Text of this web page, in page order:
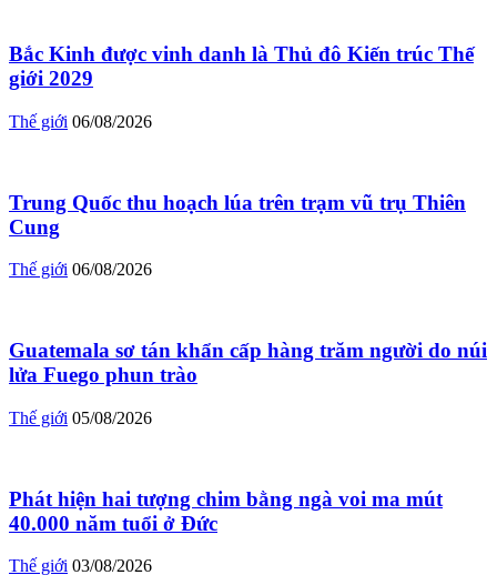
Bắc Kinh được vinh danh là Thủ đô Kiến trúc Thế
giới 2029
Thế giới 06/08/2026
Trung Quốc thu hoạch lúa trên trạm vũ trụ Thiên
Cung
Thế giới 06/08/2026
Guatemala sơ tán khẩn cấp hàng trăm người do núi
lửa Fuego phun trào
Thế giới 05/08/2026
Phát hiện hai tượng chim bằng ngà voi ma mút
40.000 năm tuổi ở Đức
Thế giới 03/08/2026